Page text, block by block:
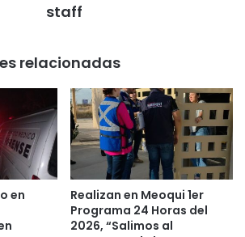
staff
relacionadas
en
Realizan en Meoqui 1er
Programa 24 Horas del
2026, “Salimos al